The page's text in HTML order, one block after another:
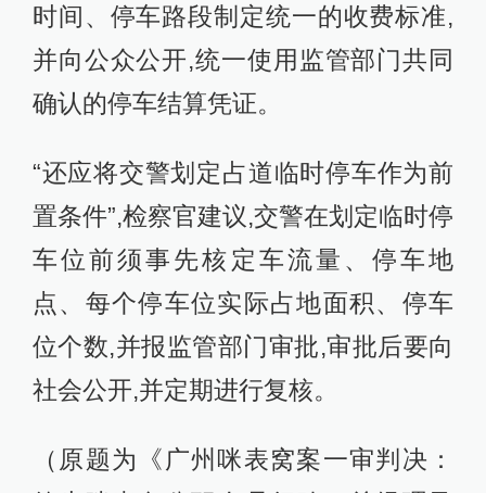
时间、停车路段制定统一的收费标准,
并向公众公开,统一使用监管部门共同
确认的停车结算凭证。
“还应将交警划定占道临时停车作为前
置条件”,检察官建议,交警在划定临时停
车位前须事先核定车流量、停车地
点、每个停车位实际占地面积、停车
位个数,并报监管部门审批,审批后要向
社会公开,并定期进行复核。
（原题为《广州咪表窝案一审判决：